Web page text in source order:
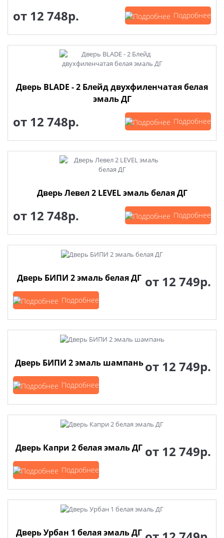
от 12 748р. Подробнее
Дверь BLADE - 2 Блейд двухфиленчатая белая
эмаль ДГ
от 12 748р. Подробнее
Дверь Левел 2 LEVEL эмаль белая ДГ
от 12 748р. Подробнее
Дверь БИПИ 2 эмаль белая ДГ от 12 749р.
Подробнее
Дверь БИПИ 2 эмаль шампань от 12 749р.
Подробнее
Дверь Капри 2 белая эмаль ДГ от 12 749р.
Подробнее
Дверь Урбан 1 белая эмаль ДГ